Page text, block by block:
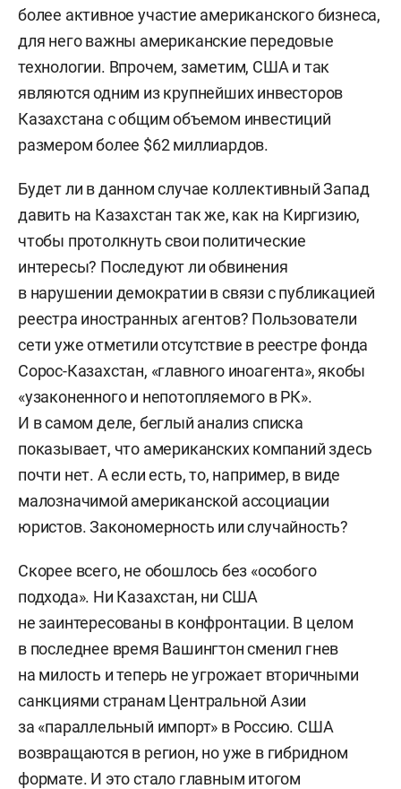
более активное участие американского бизнеса,
для него важны американские передовые
технологии. Впрочем, заметим, США и так
являются одним из крупнейших инвесторов
Казахстана с общим объемом инвестиций
размером более $62 миллиардов.
Будет ли в данном случае коллективный Запад
давить на Казахстан так же, как на Киргизию,
чтобы протолкнуть свои политические
интересы? Последуют ли обвинения
в нарушении демократии в связи с публикацией
реестра иностранных агентов? Пользователи
сети уже отметили отсутствие в реестре фонда
Сорос-Казахстан, «главного иноагента», якобы
«узаконенного и непотопляемого в РК».
И в самом деле, беглый анализ списка
показывает, что американских компаний здесь
почти нет. А если есть, то, например, в виде
малозначимой американской ассоциации
юристов. Закономерность или случайность?
Скорее всего, не обошлось без «особого
подхода». Ни Казахстан, ни США
не заинтересованы в конфронтации. В целом
в последнее время Вашингтон сменил гнев
на милость и теперь не угрожает вторичными
санкциями странам Центральной Азии
за «параллельный импорт» в Россию. США
возвращаются в регион, но уже в гибридном
формате. И это стало главным итогом